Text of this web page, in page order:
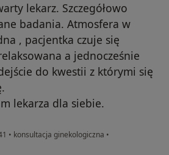
lekarz. Szczegółowo
badania. Atmosfera w
, pacjentka czuje się
a jednocześnie
do kwestii z którymi się
lekarza dla siebie.
• konsultacja ginekologiczna •